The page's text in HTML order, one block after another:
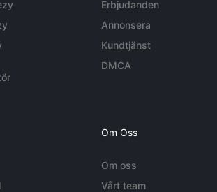
Erbjudanden
Annonsera
Kundtjänst
DMCA
Om Oss
Om oss
Vårt team